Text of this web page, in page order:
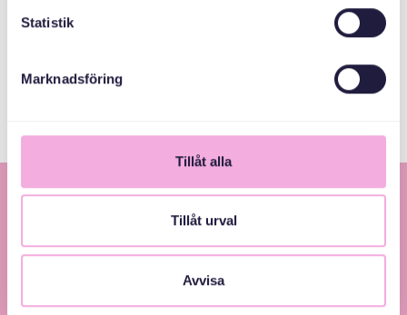
Statistik
Marknadsföring
Tillåt alla
Tillåt urval
Avvisa